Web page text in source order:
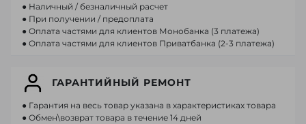
● Наличный / безналичный расчет
● При получении / предоплата
● Оплата частями для клиентов Монобанка (3 платежа)
● Оплата частями для клиентов Приватбанка (2-3 платежа)
ГАРАНТИЙНЫЙ РЕМОНТ
● Гарантия на весь товар указана в характеристиках товара
● Обмен\возврат товара в течение 14 дней